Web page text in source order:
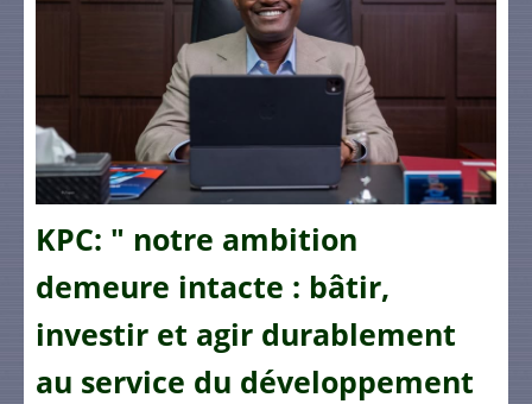
KPC: " notre ambition
demeure intacte : bâtir,
investir et agir durablement
au service du développement